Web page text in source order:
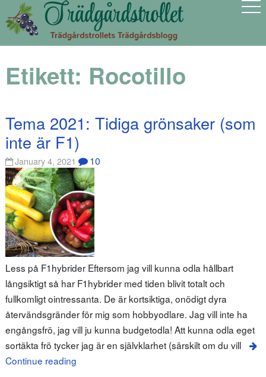
Etikett: Rocotillo
Tema 2021: Tidiga grönsaker (som
inte är F1)
January 4, 2021 10
Less på F1hybrider Eftersom jag vill kunna odla hållbart
långsiktigt så har F1hybrider med tiden blivit totalt och
fullkomligt ointressanta. De är kortsiktiga, onödigt dyra
återvändsgränder för mig som hobbyodlare. Jag vill inte ha
engångsfrö, jag vill ju kunna budgetodla! Att kunna odla eget
sortäkta frö tycker jag är en självklarhet (särskilt om du vill
Continue reading